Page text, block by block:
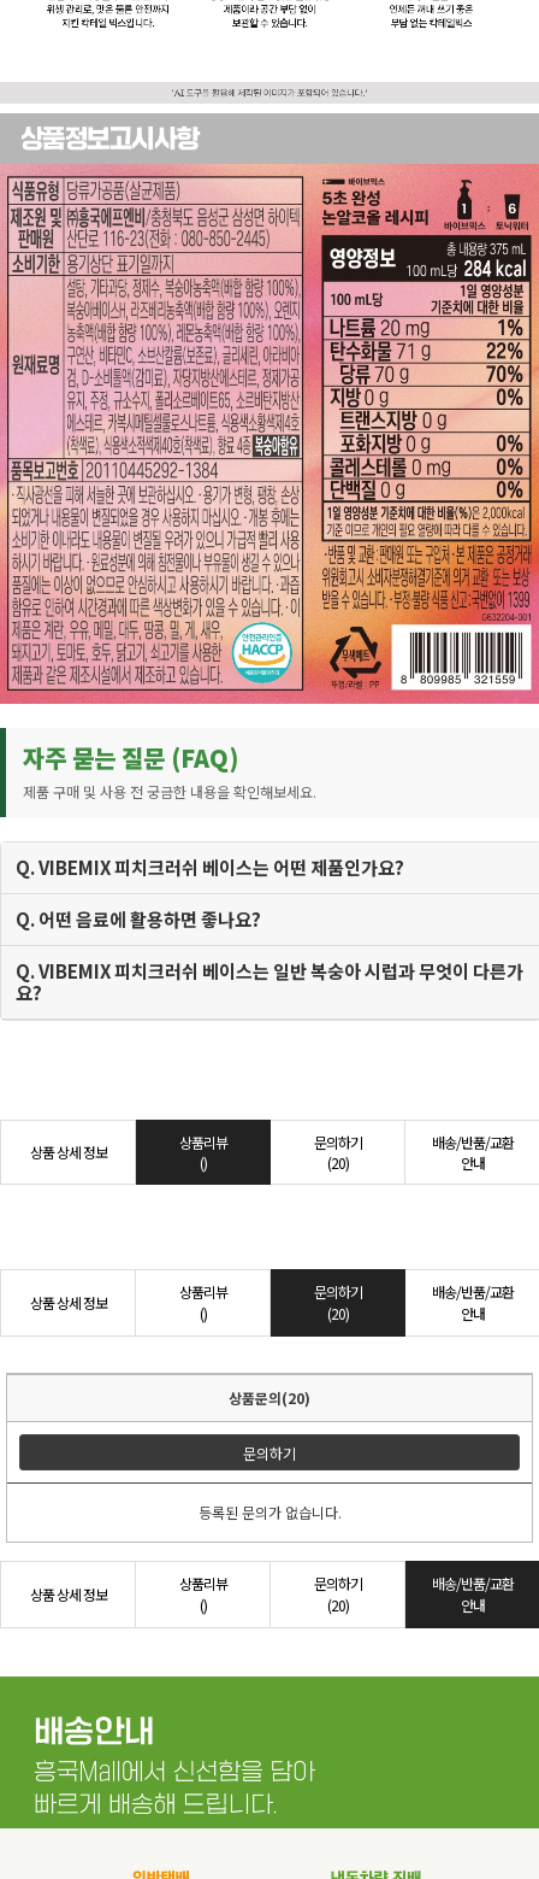
자주 묻는 질문 (FAQ)
제품 구매 및 사용 전 궁금한 내용을 확인해보세요.
Q. VIBEMIX 피치크러쉬 베이스는 어떤 제품인가요?
Q. 어떤 음료에 활용하면 좋나요?
Q. VIBEMIX 피치크러쉬 베이스는 일반 복숭아 시럽과 무엇이 다른가
요?
상품 상세 정보
상품리뷰
()
문의하기
(20)
배송/반품/교환
안내
상품 상세 정보
상품리뷰
()
문의하기
(20)
배송/반품/교환
안내
상품문의(20)
문의하기
등록된 문의가 없습니다.
상품 상세 정보
상품리뷰
()
문의하기
(20)
배송/반품/교환
안내